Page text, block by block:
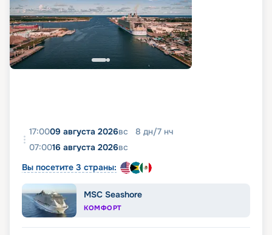
17:0009 августа 2026вс 8 дн/7 нч
07:0016 августа 2026вс
Вы посетите 3 страны:
MSC Seashore
КОМФОРТ